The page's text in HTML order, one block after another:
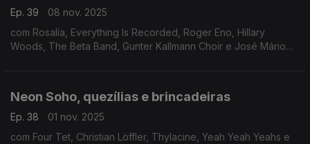
Ep. 39
08 nov. 2025
com Rosalía, Everything Is Recorded, Roger Eno, Hillary
Woods, The Beta Band, Gunter Kallmann Choir e José Mário
Neon Soho, quezílias e brincadeiras
Ep. 38
01 nov. 2025
com Four Tet, Christian Löffler, Thylacine, Yeah Yeah Yeahs e